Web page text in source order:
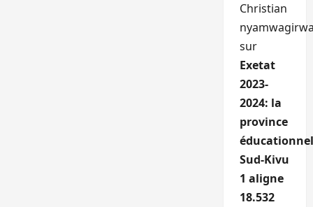
Christian
sur
Exetat
2023-
2024: la
province
Sud-Kivu
1 aligne
18.532